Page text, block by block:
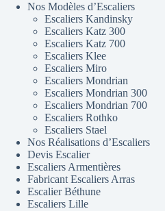
Nos Modèles d’Escaliers
Escaliers Kandinsky
Escaliers Katz 300
Escaliers Katz 700
Escaliers Klee
Escaliers Miro
Escaliers Mondrian
Escaliers Mondrian 300
Escaliers Mondrian 700
Escaliers Rothko
Escaliers Stael
Nos Réalisations d’Escaliers
Devis Escalier
Escaliers Armentières
Fabricant Escaliers Arras
Escalier Béthune
Escaliers Lille